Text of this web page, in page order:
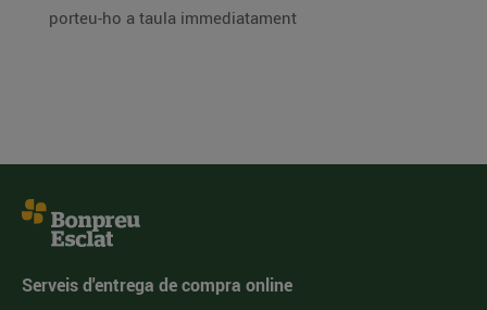
porteu-ho a taula immediatament
Serveis d'entrega de compra online